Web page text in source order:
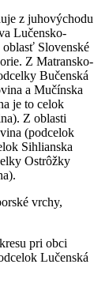
z juhovýchodu
Lučensko-
Slovenské
Z Matransko-
Bučenská
a Mučínska
je to celok
Z oblasti
(podcelok
Sihlianska
Ostrôžky
vrchy,
pri obci
Lučenská